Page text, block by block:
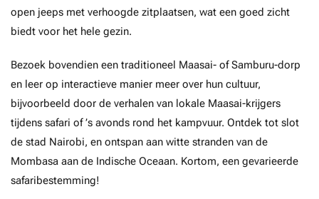
open jeeps met verhoogde zitplaatsen, wat een goed zicht
biedt voor het hele gezin.
Bezoek bovendien een traditioneel Maasai- of Samburu-dorp
en leer op interactieve manier meer over hun cultuur,
bijvoorbeeld door de verhalen van lokale Maasai-krijgers
tijdens safari of ’s avonds rond het kampvuur. Ontdek tot slot
de stad Nairobi, en ontspan aan witte stranden van de
Mombasa aan de Indische Oceaan. Kortom, een gevarieerde
safaribestemming!